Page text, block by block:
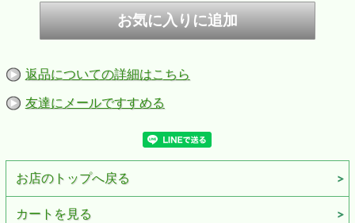
返品についての詳細はこちら
友達にメールですすめる
お店のトップへ戻る
カートを見る